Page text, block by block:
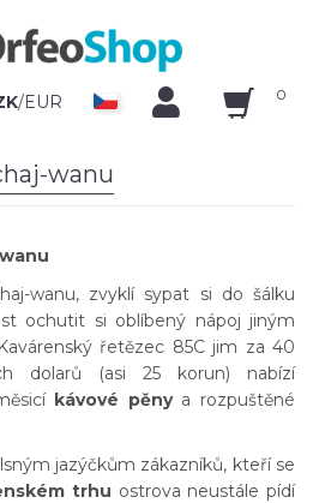
/EUR 0
wanu
wanu, zvyklí sypat si do šálku
ochutit si oblíbený nápoj jiným
řetězec 85C jim za 40
dolarů (asi 25 korun) nabízí
kávové pěnya rozpuštěné
jazýčkům zákazníků, kteří se
trhu ostrova neustále pídí